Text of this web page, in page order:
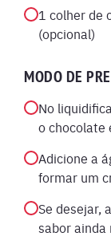
1 colher de
(opcional)
MODO DE
No
o chocolate
Adicione a
formar um
Se desejar,
sabor ainda